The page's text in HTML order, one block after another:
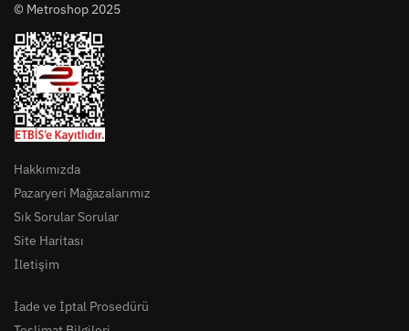
© Metroshop 2025
Hakkımızda
Pazaryeri Mağazalarımız
Sık Sorular Sorular
Site Haritası
İletişim
İade ve İptal Prosedürü